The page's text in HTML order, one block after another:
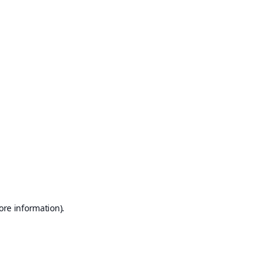
information).